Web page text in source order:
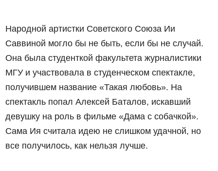
Народной артистки Советского Союза Ии
Саввиной могло бы не быть, если бы не случай.
Она была студенткой факультета журналистики
МГУ и участвовала в студенческом спектакле,
получившем название «Такая любовь». На
спектакль попал Алексей Баталов, искавший
девушку на роль в фильме «Дама с собачкой».
Сама Ия считала идею не слишком удачной, но
все получилось, как нельзя лучше.